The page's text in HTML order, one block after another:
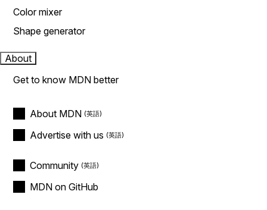
Color mixer
Shape generator
About
Get to know MDN better
About MDN
Advertise with us
Community
MDN on GitHub